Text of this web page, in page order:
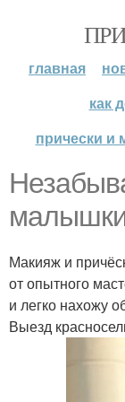
главная
как
прически и
Макияж и
от опытного
и легко нахожу
Выезд